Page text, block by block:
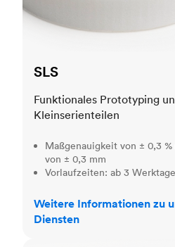
SLS
Funktionales Prototyping
Kleinserienteilen
Maßgenauigkeit von ± 0,3
von ± 0,3 mm
Vorlaufzeiten: ab 3 Werktage
Weitere Informationen zu
Diensten